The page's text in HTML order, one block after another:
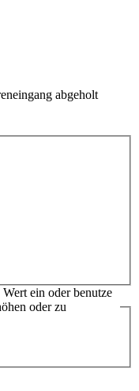
abgeholt
ein oder benutze
oder zu